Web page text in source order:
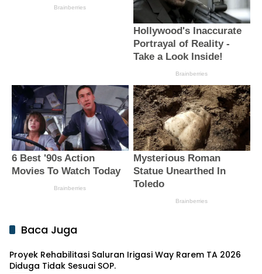
Baca Juga
Proyek Rehabilitasi Saluran Irigasi Way Rarem TA 2026
Diduga Tidak Sesuai SOP.